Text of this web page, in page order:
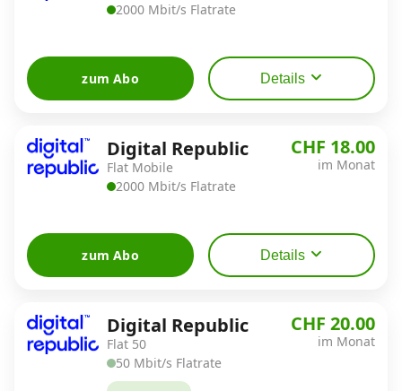
2000 Mbit/s Flatrate
zum Abo Details
Digital Republic
Flat Mobile
2000 Mbit/s Flatrate
CHF 18.00
im Monat
zum Abo Details
Digital Republic
Flat 50
50 Mbit/s Flatrate
CHF 20.00
im Monat